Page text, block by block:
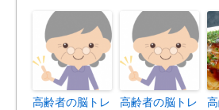
高齢者の脳トレ
高齢者の脳トレ